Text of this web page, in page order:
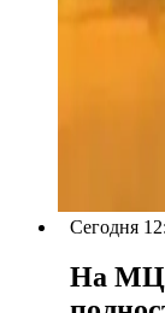
Сегодня
На